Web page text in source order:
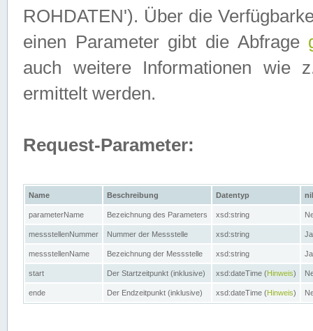
ROHDATEN'). Über die
einen Parameter gibt die Abfrage
auch weitere Informationen wie
ermittelt werden.
Request-Parameter:
Name Beschreibung Datentyp nil
parameterName Bezeichnung des Parameters xsd:string
messstellenNummer Nummer der Messstelle xsd:string Ja
messstellenName Bezeichnung der Messstelle xsd:string Ja
start Der Startzeitpunkt (inklusive) xsd:dateTime (Hinweis)
ende Der Endzeitpunkt (inklusive) xsd:dateTime (Hinweis)